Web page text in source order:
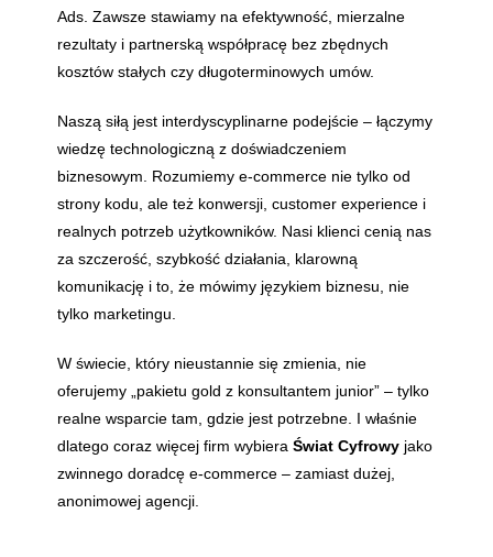
Ads. Zawsze stawiamy na efektywność, mierzalne
rezultaty i partnerską współpracę bez zbędnych
kosztów stałych czy długoterminowych umów.
Naszą siłą jest interdyscyplinarne podejście – łączymy
wiedzę technologiczną z doświadczeniem
biznesowym. Rozumiemy e-commerce nie tylko od
strony kodu, ale też konwersji, customer experience i
realnych potrzeb użytkowników. Nasi klienci cenią nas
za szczerość, szybkość działania, klarowną
komunikację i to, że mówimy językiem biznesu, nie
tylko marketingu.
W świecie, który nieustannie się zmienia, nie
oferujemy „pakietu gold z konsultantem junior” – tylko
realne wsparcie tam, gdzie jest potrzebne. I właśnie
dlatego coraz więcej firm wybieraŚwiat Cyfrowy jako
zwinnego doradcę e-commerce – zamiast dużej,
anonimowej agencji.